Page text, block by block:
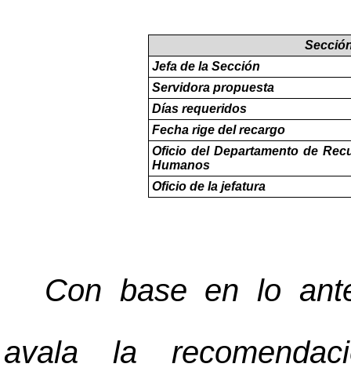
Jefa de la Sección
Servidora propuesta
Días requeridos
Fecha rige del recargo
Oficio del Departamento de
Humanos
Oficio de la jefatura
Con base en lo
avala la